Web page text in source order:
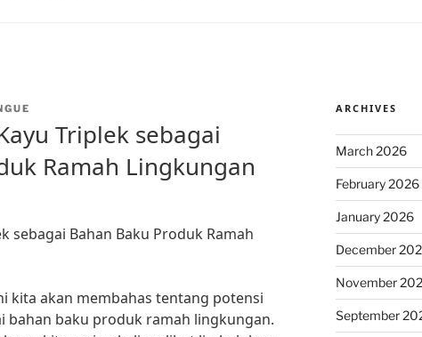
Triplek sebagai
Ramah Lingkungan
sebagai Bahan Baku Produk Ramah
kita akan membahas tentang potensi
bahan baku produk ramah lingkungan.
ARCHIVES
March 2026
February 2026
January 2026
December
November
September